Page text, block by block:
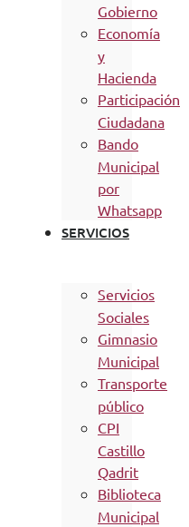
Gobierno
Economía
y
Hacienda
Participación
Ciudadana
Bando
Municipal
por
Whatsapp
SERVICIOS
Servicios
Sociales
Gimnasio
Municipal
Transporte
público
CPI
Castillo
Qadrit
Biblioteca
Municipal